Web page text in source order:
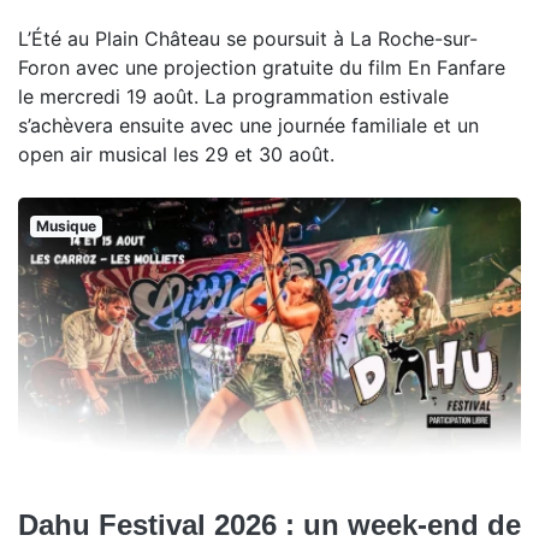
L’Été au Plain Château se poursuit à La Roche-sur-
Foron avec une projection gratuite du film En Fanfare
le mercredi 19 août. La programmation estivale
s’achèvera ensuite avec une journée familiale et un
open air musical les 29 et 30 août.
Musique
Dahu Festival 2026 : un week-end de